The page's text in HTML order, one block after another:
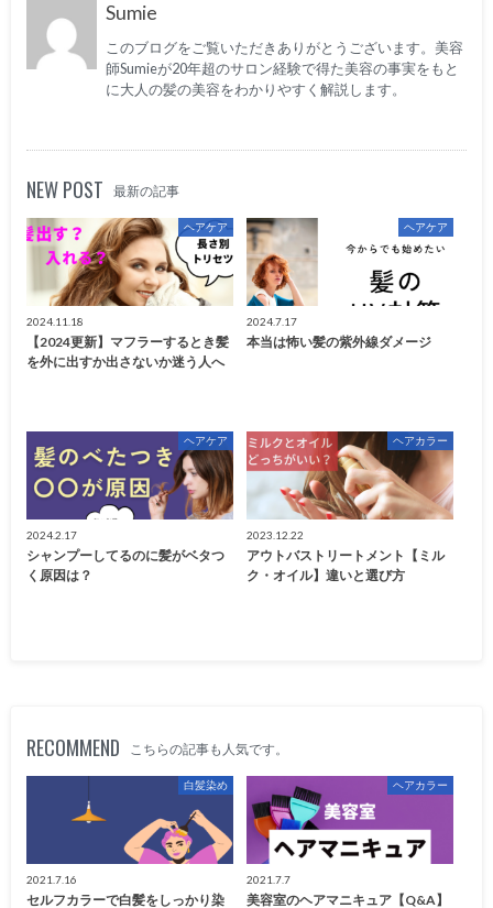
Sumie
このブログをご覧いただきありがとうございます。美容
師Sumieが20年超のサロン経験で得た美容の事実をもと
に大人の髪の美容をわかりやすく解説します。
NEW POST 最新の記事
ヘアケア
2024.11.18
【2024更新】マフラーするとき髪
を外に出すか出さないか迷う人へ
ヘアケア
2024.7.17
本当は怖い髪の紫外線ダメージ
ヘアケア
2024.2.17
シャンプーしてるのに髪がベタつ
く原因は？
ヘアカラー
2023.12.22
アウトバストリートメント【ミル
ク・オイル】違いと選び方
RECOMMEND こちらの記事も人気です。
白髪染め
2021.7.16
セルフカラーで白髪をしっかり染
ヘアカラー
2021.7.7
美容室のヘアマニキュア【Q&A】